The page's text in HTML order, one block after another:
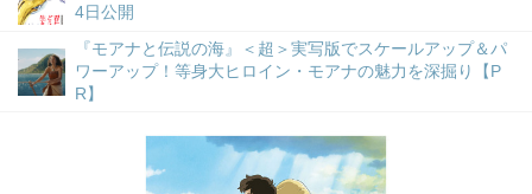
4日公開
『モアナと伝説の海』＜超＞実写版でスケールアップ＆パ
ワーアップ！等身大ヒロイン・モアナの魅力を深掘り【P
R】